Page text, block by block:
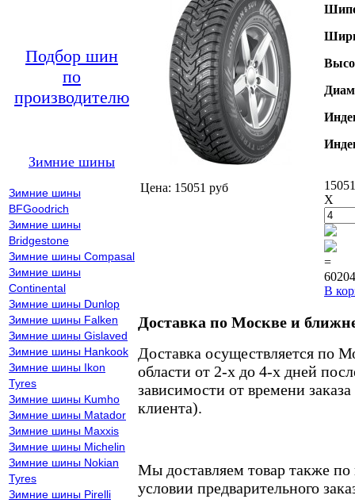
Подбор шин
по
производителю
Зимние шины
Зимние шины
BFGoodrich
Зимние шины
Bridgestone
Зимние шины Compasal
Зимние шины
Continental
Зимние шины Dunlop
Зимние шины Falken
Зимние шины Gislaved
Зимние шины Hankook
Зимние шины Ikon
Tyres
Зимние шины Kumho
Зимние шины Matador
Зимние шины Maxxis
Зимние шины Michelin
Зимние шины Nokian
Tyres
Зимние шины Pirelli
Цена: 15051 руб
X
=
В
Доставка по Москве и
Доставка осуществляется по
области от 2-х до 4-х дней
зависимости от времени
клиента).
Мы доставляем товар также
условии предварительного